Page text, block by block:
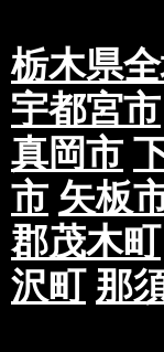
栃木県
宇都宮市
真岡市
市 矢板
郡茂木町
沢町 那